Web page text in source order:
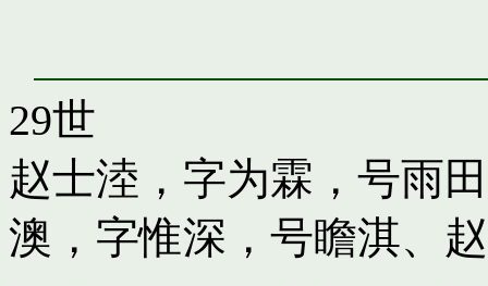
29世
赵士淕，字为霖，号雨田
澳，字惟深，号瞻淇、